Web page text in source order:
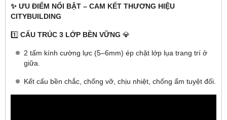
✨ ƯU ĐIỂM NỔI BẬT – CAM KẾT THƯƠNG HIỆU
CITYBUILDING
1️⃣ CẤU TRÚC 3 LỚP BỀN VỮNG 💎
2 tấm kính cường lực (5–6mm) ép chặt lớp lụa trang trí ở
giữa.
Kết cấu bền chắc, chống vỡ, chịu nhiệt, chống ẩm tuyệt đối.